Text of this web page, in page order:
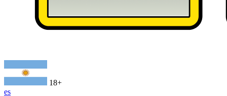
18+
es